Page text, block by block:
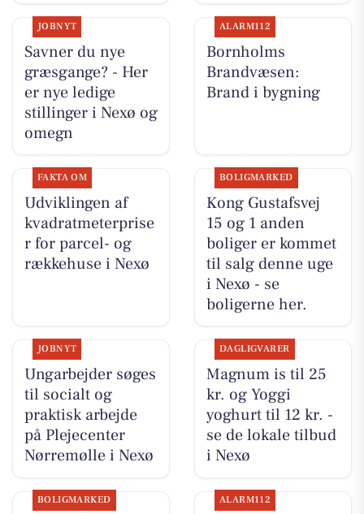
JOBNYT
Savner du nye
græsgange? - Her
er nye ledige
stillinger i Nexø og
omegn
ALARM112
Bornholms
Brandvæsen:
Brand i bygning
FAKTA OM
Udviklingen af
kvadratmeterprise
r for parcel- og
rækkehuse i Nexø
BOLIGMARKED
Kong Gustafsvej
15 og 1 anden
boliger er kommet
til salg denne uge
i Nexø - se
boligerne her.
JOBNYT
Ungarbejder søges
til socialt og
praktisk arbejde
på Plejecenter
Nørremølle i Nexø
DAGLIGVARER
Magnum is til 25
kr. og Yoggi
yoghurt til 12 kr. -
se de lokale tilbud
i Nexø
BOLIGMARKED ALARM112